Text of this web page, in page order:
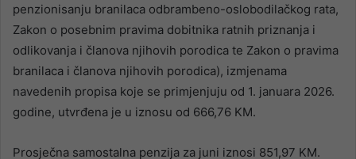
penzionisanju branilaca odbrambeno-oslobodilačkog rata,
Zakon o posebnim pravima dobitnika ratnih priznanja i
odlikovanja i članova njihovih porodica te Zakon o pravima
branilaca i članova njihovih porodica), izmjenama
navedenih propisa koje se primjenjuju od 1. januara 2026.
godine, utvrđena je u iznosu od 666,76 KM.
Prosječna samostalna penzija za juni iznosi 851,97 KM.